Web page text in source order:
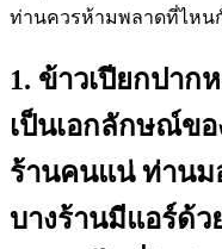
ท่านควรห้ามพลาดที่ไหน
1. ข้าวเปียกปาก
เป็นเอกลักษณ์ขอ
ร้านคนแน่ ท่านม
บางร้านมีแอร์ด้